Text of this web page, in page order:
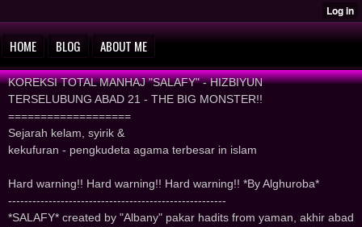
HOME BLOG ABOUT ME
KOREKSI TOTAL MANHAJ "SALAFY" - HIZBIYUN
TERSELUBUNG ABAD 21 - THE BIG MONSTER!!
===================
Sejarah kelam, syirik &
kekufuran - pengkudeta agama terbesar in islam
Hard warning!! Hard warning!! Hard warning!! *By Alghuroba*
------------------------------------------------------
*SALAFY* created by "Albany" pakar hadits from yaman, akhir abad